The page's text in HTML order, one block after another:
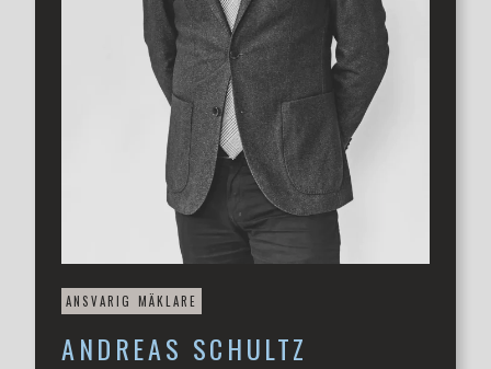
uppvuxen miljö med närhet till stadens centrum. I
närområdet finns ett brett utbud av service, och både
förskolor och skolor nås på bekvämt avstånd. Olympia är
dessutom känt för sina många möjligheter till idrott och
rekreation, med stora grönområden som Slottshagen och
Fredriksdal alldeles i närheten. Ett av Helsingborgs mest
eftertraktade bostadsområden.
Här erbjuds ett bekvämt och trivsamt boende som
passar såväl barnfamiljen som det kräsna paret som
söker ett lättskött hem med gott om plats. Ett mycket
fint parhus som nu söker sina nästa ägare.
Varmt välkommen att kontakta ansvarig mäklare för mer
info eller för att boka visning!
ANSVARIG MÄKLARE
ANDREAS SCHULTZ